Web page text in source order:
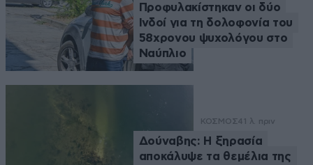
Προφυλακίστηκαν οι δύο
Ινδοί για τη δολοφονία του
58χρονου ψυχολόγου στο
Ναύπλιο
ΚΟΣΜΟΣ41 λ. πριν
Δούναβης: Η ξηρασία
αποκάλυψε τα θεμέλια της